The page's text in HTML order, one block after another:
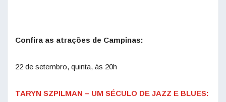
Confira as atrações de Campinas:
22 de setembro, quinta, às 20h
TARYN SZPILMAN – UM SÉCULO DE JAZZ E BLUES: